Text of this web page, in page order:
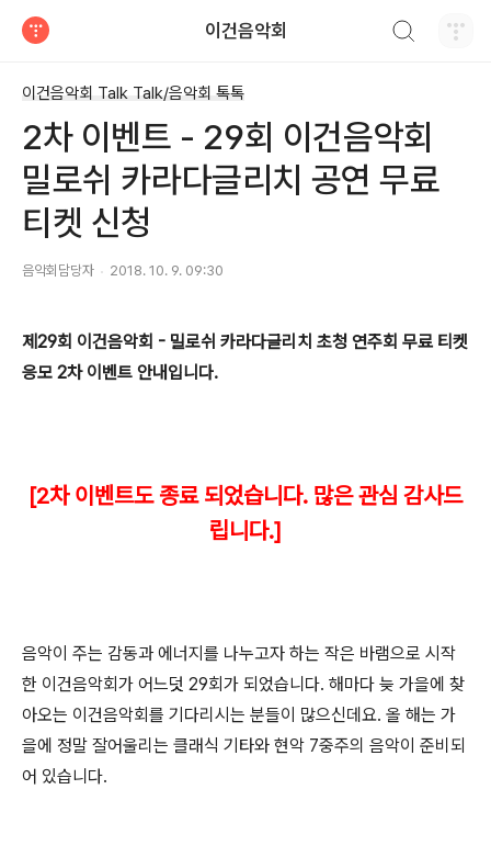
이건음악회
이건음악회 Talk Talk/음악회 톡톡
2차 이벤트 - 29회 이건음악회
밀로쉬 카라다글리치 공연 무료
티켓 신청
음악회담당자 2018. 10. 9. 09:30
제29회 이건음악회 - 밀로쉬 카라다글리치 초청 연주회 무료 티켓
응모 2차 이벤트 안내입니다.
[2차 이벤트도 종료 되었습니다. 많은 관심 감사드
립니다.]
음악이 주는 감동과 에너지를 나누고자 하는 작은 바램으로 시작
한 이건음악회가 어느덧 29회가 되었습니다. 해마다 늦 가을에 찾
아오는 이건음악회를 기다리시는 분들이 많으신데요. 올 해는 가
을에 정말 잘어울리는 클래식 기타와 현악 7중주의 음악이 준비되
어 있습니다.